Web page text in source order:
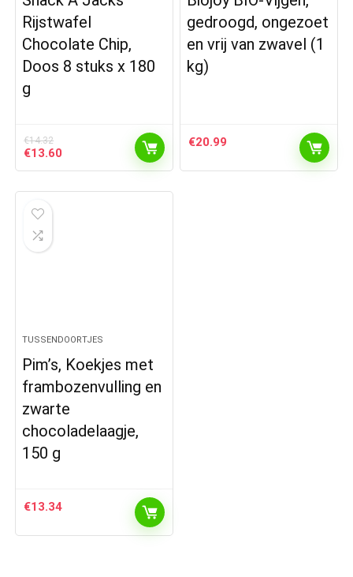
Rijstwafel
Chocolate Chip,
Doos 8 stuks x 180
g
€14.32
Oorspronkelijke
€14.32.
€13.60
€13.60.
gedroogd, ongezoet
en vrij van zwavel (1
kg)
€20.99
TUSSENDOORTJES
Pim’s, Koekjes met
frambozenvulling en
zwarte
chocoladelaagje,
150 g
€13.34